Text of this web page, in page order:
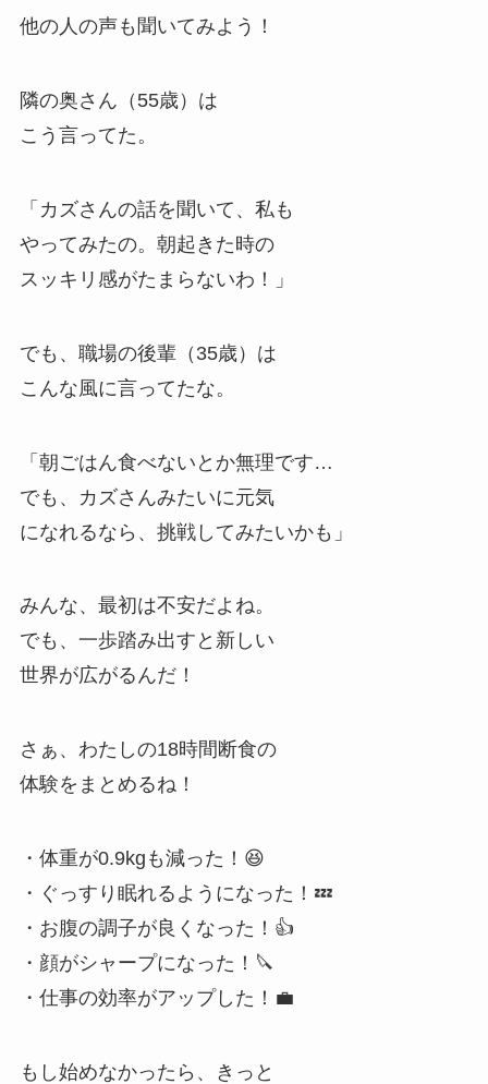
他の人の声も聞いてみよう！
隣の奥さん（55歳）は
こう言ってた。
「カズさんの話を聞いて、私も
やってみたの。朝起きた時の
スッキリ感がたまらないわ！」
でも、職場の後輩（35歳）は
こんな風に言ってたな。
「朝ごはん食べないとか無理です…
でも、カズさんみたいに元気
になれるなら、挑戦してみたいかも」
みんな、最初は不安だよね。
でも、一歩踏み出すと新しい
世界が広がるんだ！
さぁ、わたしの18時間断食の
体験をまとめるね！
・体重が0.9kgも減った！😆
・ぐっすり眠れるようになった！💤
・お腹の調子が良くなった！👍
・顔がシャープになった！🔪
・仕事の効率がアップした！💼
もし始めなかったら、きっと